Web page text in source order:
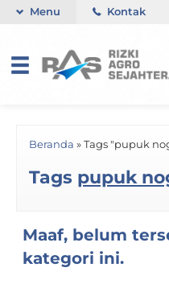
Menu Kontak
Beranda » Tags "pupuk
Tags pupuk
Maaf, belum
kategori ini.